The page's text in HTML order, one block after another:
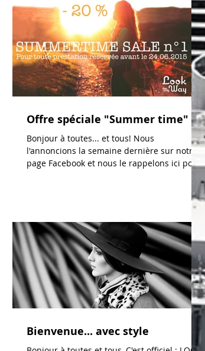
Offre spéciale "Summer time"
Bonjour à toutes... et tous! Nous
l'annoncions la semaine dernière sur notre
page Facebook et nous le rappelons ici pour
Bienvenue... avec style